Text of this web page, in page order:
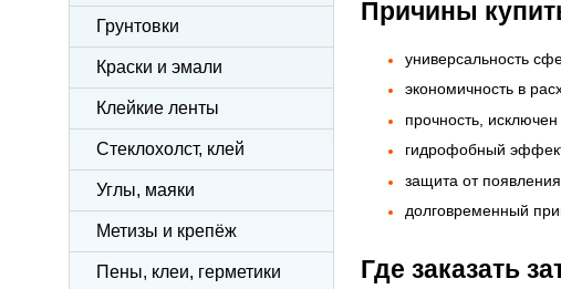
Грунтовки
Краски и эмали
Клейкие ленты
Стеклохолст, клей
Углы, маяки
Метизы и крепёж
Пены, клеи, герметики
Причины
универсальность
экономичность в
прочность,
гидрофобный
защита от
долговременный
Где заказать